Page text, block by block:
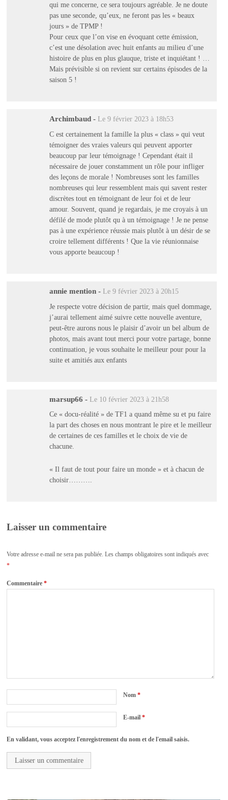
qui me concerne, ce sera toujours agréable. Je ne doute
pas une seconde, qu’eux, ne feront pas les « beaux
jours » de TPMP !
Pour ceux que l’on vise en évoquant cette émission,
c’est une désolation avec huit enfants au milieu d’une
histoire de plus en plus glauque, triste et inquiétant ! …
Mais prévisible si on revient sur certains épisodes de la
saison 5 !
Archimbaud - Le 9 février 2023 à 18h53
C est certainement la famille la plus « class » qui veut
témoigner des vraies valeurs qui peuvent apporter
beaucoup par leur témoignage ! Cependant était il
nécessaire de jouer constamment un rôle pour infliger
des leçons de morale ! Nombreuses sont les familles
nombreuses qui leur ressemblent mais qui savent rester
discrètes tout en témoignant de leur foi et de leur
amour. Souvent, quand je regardais, je me croyais à un
défilé de mode plutôt qu à un témoignage ! Je ne pense
pas à une expérience réussie mais plutôt à un désir de se
croire tellement différents ! Que la vie réunionnaise
vous apporte beaucoup !
annie mention - Le 9 février 2023 à 20h15
Je respecte votre décision de partir, mais quel dommage,
j’aurai tellement aimé suivre cette nouvelle aventure,
peut-être aurons nous le plaisir d’avoir un bel album de
photos, mais avant tout merci pour votre partage, bonne
continuation, je vous souhaite le meilleur pour pour la
suite et amitiés aux enfants
marsup66 - Le 10 février 2023 à 21h58
Ce « docu-réalité » de TF1 a quand même su et pu faire
la part des choses en nous montrant le pire et le meilleur
de certaines de ces familles et le choix de vie de
chacune.
« Il faut de tout pour faire un monde » et à chacun de
choisir……….
Laisser un commentaire
Votre adresse e-mail ne sera pas publiée. Les champs obligatoires sont indiqués avec
*
Commentaire*
Nom*
E-mail*
En validant, vous acceptez l'enregistrement du nom et de l'email saisis.